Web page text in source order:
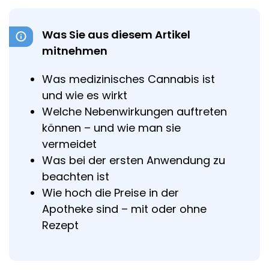
Was Sie aus diesem Artikel
mitnehmen
Was medizinisches Cannabis ist
und wie es wirkt
Welche Nebenwirkungen auftreten
können – und wie man sie
vermeidet
Was bei der ersten Anwendung zu
beachten ist
Wie hoch die Preise in der
Apotheke sind – mit oder ohne
Rezept